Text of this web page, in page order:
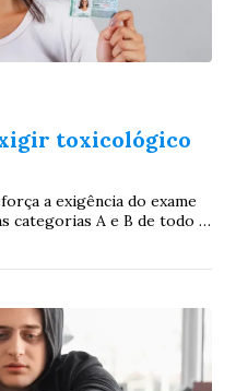
toxicológico
a exigência do exame
categorias A e B de todo o